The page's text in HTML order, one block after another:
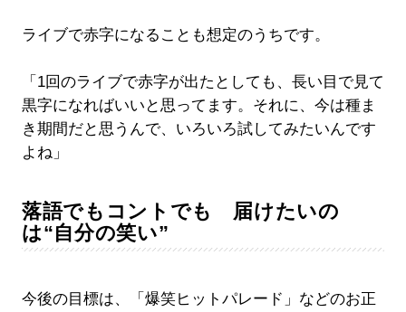
ライブで赤字になることも想定のうちです。
「1回のライブで赤字が出たとしても、長い目で見て
黒字になればいいと思ってます。それに、今は種ま
き期間だと思うんで、いろいろ試してみたいんです
よね」
落語でもコントでも 届けたいの
は“自分の笑い”
今後の目標は、「爆笑ヒットパレード」などのお正